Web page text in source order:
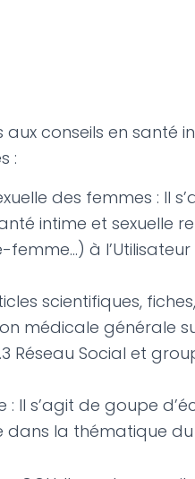
conseils en santé
:
des femmes : Il
intime et sexuelle
à l’Utilisateur
scientifiques,
médicale générale
Réseau Social et
Il s’agit de goupe
dans la thématique